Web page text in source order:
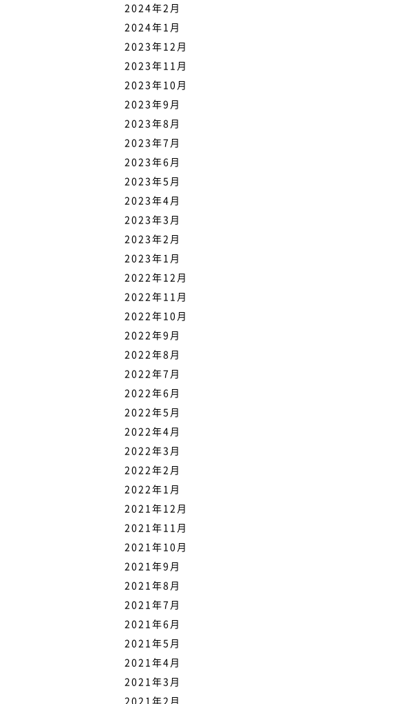
2024年2月
2024年1月
2023年12月
2023年11月
2023年10月
2023年9月
2023年8月
2023年7月
2023年6月
2023年5月
2023年4月
2023年3月
2023年2月
2023年1月
2022年12月
2022年11月
2022年10月
2022年9月
2022年8月
2022年7月
2022年6月
2022年5月
2022年4月
2022年3月
2022年2月
2022年1月
2021年12月
2021年11月
2021年10月
2021年9月
2021年8月
2021年7月
2021年6月
2021年5月
2021年4月
2021年3月
2021年2月